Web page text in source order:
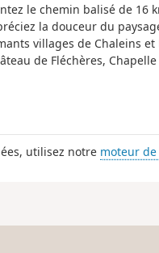
le chemin balisé de 16
la douceur du
villages de Chaleins
de Fléchères,
utilisez notre moteur